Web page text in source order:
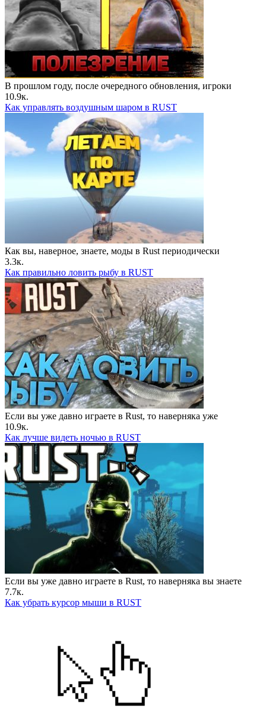
В прошлом году, после очередного обновления, игроки
10.9к.
Как управлять воздушным шаром в RUST
Как вы, наверное, знаете, моды в Rust периодически
3.3к.
Как правильно ловить рыбу в RUST
Если вы уже давно играете в Rust, то наверняка уже
10.9к.
Как лучше видеть ночью в RUST
Если вы уже давно играете в Rust, то наверняка вы знаете
7.7к.
Как убрать курсор мыши в RUST